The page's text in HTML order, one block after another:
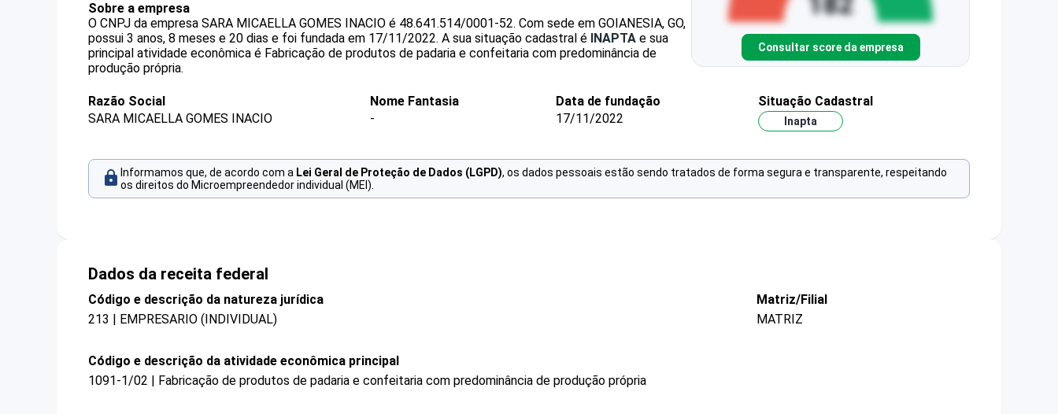
Sobre a empresa
O CNPJ da empresa SARA MICAELLA GOMES INACIO é 48.641.514/0001-52. Com sede em GOIANESIA, GO,
possui 3 anos, 8 meses e 20 dias e foi fundada em 17/11/2022. A sua situação cadastral é INAPTA e sua
principal atividade econômica é Fabricação de produtos de padaria e confeitaria com predominância de
produção própria.
Consultar score da empresa
Razão Social
SARA MICAELLA GOMES INACIO
Nome Fantasia
-
Data de fundação
17/11/2022
Situação Cadastral
Inapta
Informamos que, de acordo com a Lei Geral de Proteção de Dados (LGPD), os dados pessoais estão sendo tratados de forma segura e transparente, respeitando
os direitos do Microempreendedor individual (MEI).
Dados da receita federal
Código e descrição da natureza jurídica
213 | EMPRESARIO (INDIVIDUAL)
Matriz/Filial
MATRIZ
Código e descrição da atividade econômica principal
1091-1/02 | Fabricação de produtos de padaria e confeitaria com predominância de produção própria